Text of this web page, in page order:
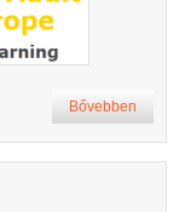
Bővebben